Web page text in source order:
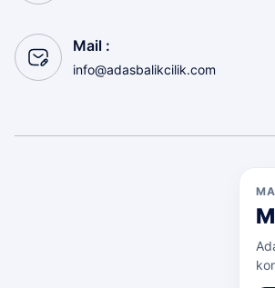
Sorunsuz
olcay tunçeli | 10/07/2026
Mail :
info@adasbalikcilik.com